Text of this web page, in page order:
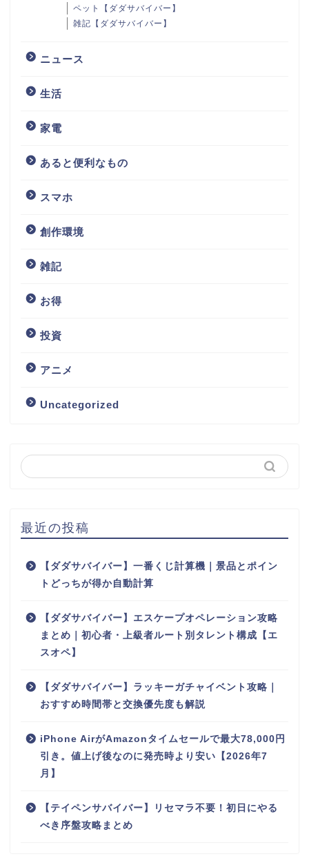
ペット【ダダサバイバー】
雑記【ダダサバイバー】
ニュース
生活
家電
あると便利なもの
スマホ
創作環境
雑記
お得
投資
アニメ
Uncategorized
最近の投稿
【ダダサバイバー】一番くじ計算機｜景品とポイン
トどっちが得か自動計算
【ダダサバイバー】エスケープオペレーション攻略
まとめ｜初心者・上級者ルート別タレント構成【エ
スオペ】
【ダダサバイバー】ラッキーガチャイベント攻略｜
おすすめ時間帯と交換優先度も解説
iPhone AirがAmazonタイムセールで最大78,000円
引き。値上げ後なのに発売時より安い【2026年7
月】
【テイペンサバイバー】リセマラ不要！初日にやる
べき序盤攻略まとめ